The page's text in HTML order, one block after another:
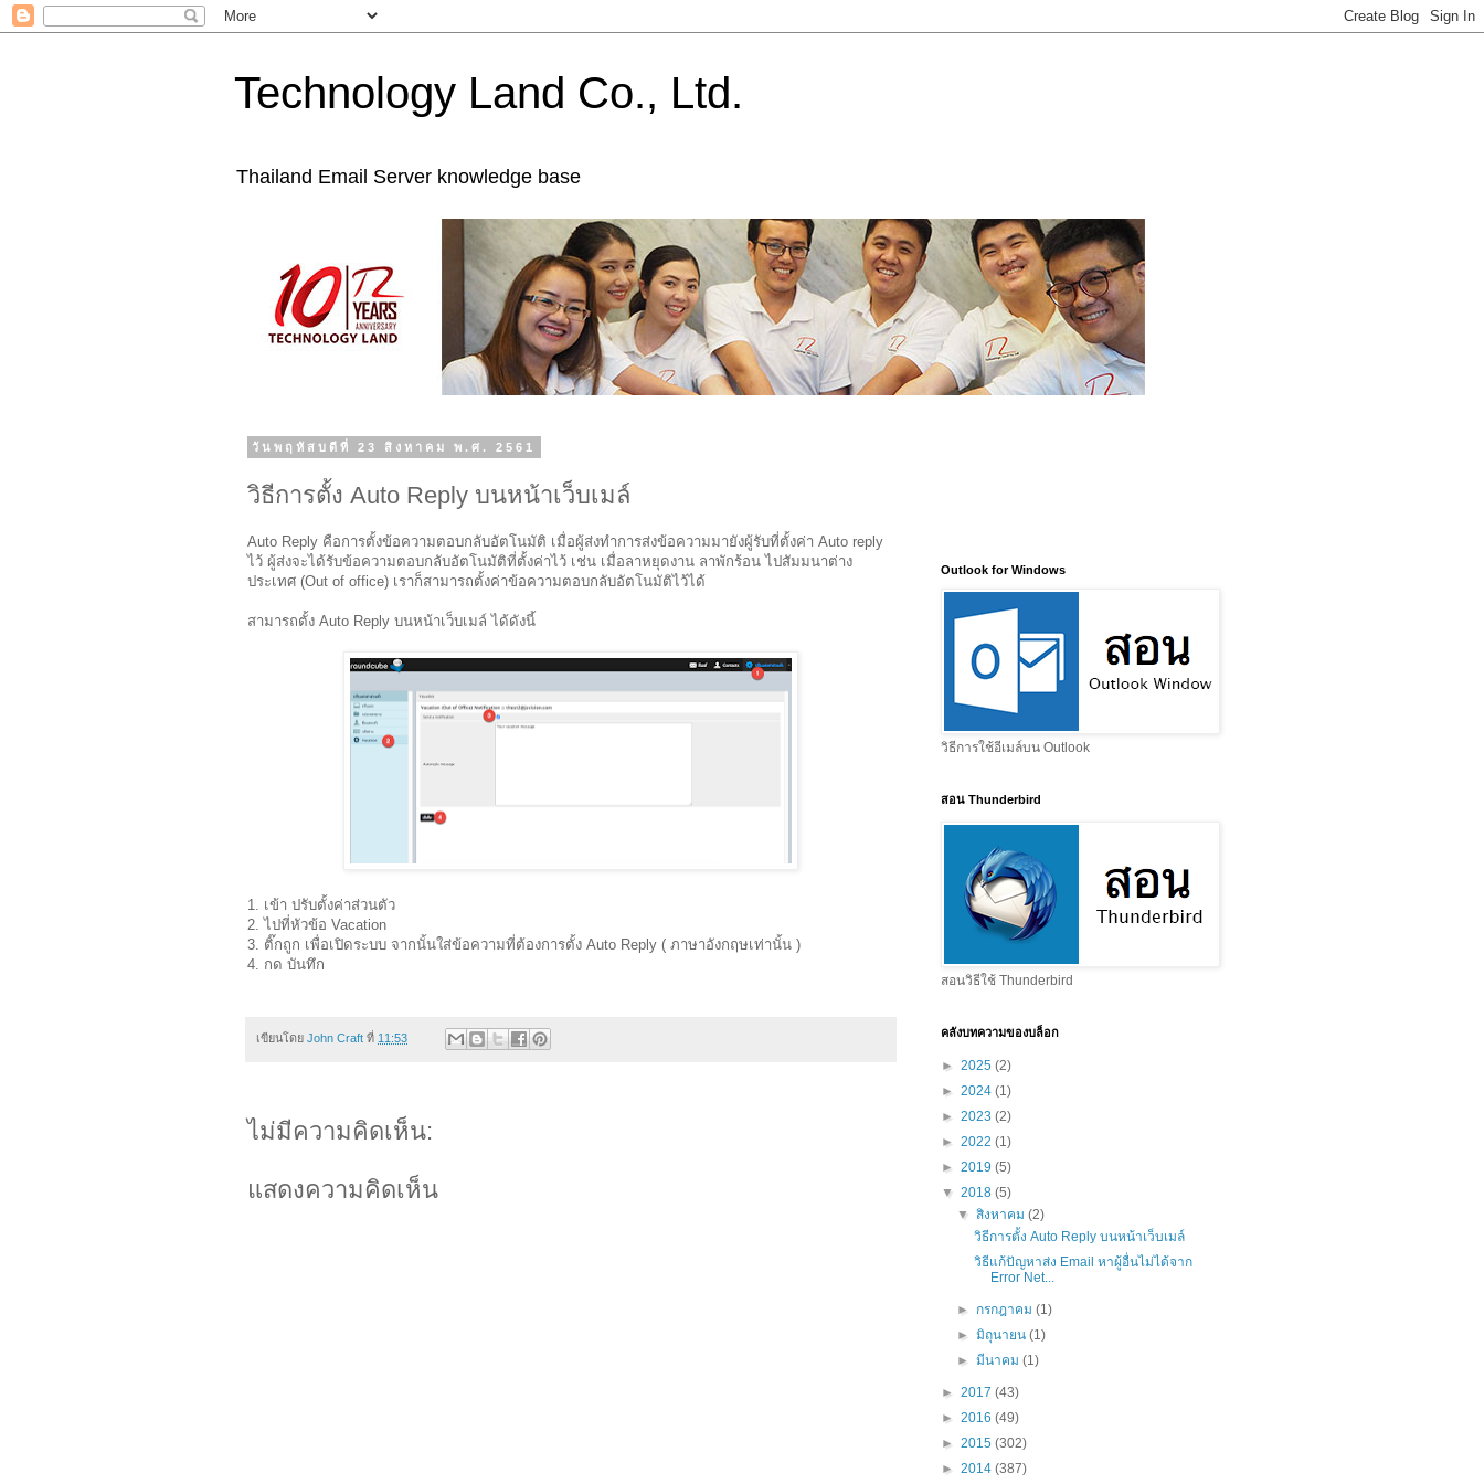
Technology Land Co., Ltd.
Thailand Email Server knowledge base
วันพฤหัสบดีที่ 23 สิงหาคม พ.ศ. 2561
วิธีการตั้ง Auto Reply บนหน้าเว็บเมล์
Auto Reply คือการตั้งข้อความตอบกลับอัตโนมัติ เมื่อผู้ส่งทำการส่งข้อความมายังผู้รับที่ตั้งค่า Auto reply
ไว้ ผู้ส่งจะได้รับข้อความตอบกลับอัตโนมัติที่ตั้งค่าไว้ เช่น เมื่อลาหยุดงาน ลาพักร้อน ไปสัมมนาต่าง
ประเทศ (Out of office) เราก็สามารถตั้งค่าข้อความตอบกลับอัตโนมัติไว้ได้
สามารถตั้ง Auto Reply บนหน้าเว็บเมล์ ได้ดังนี้
1. เข้า ปรับตั้งค่าส่วนตัว
2. ไปที่หัวข้อ Vacation
3. ติ๊กถูก เพื่อเปิดระบบ จากนั้นใส่ข้อความที่ต้องการตั้ง Auto Reply ( ภาษาอังกฤษเท่านั้น )
4. กด บันทึก
เขียนโดย John Craft ที่ 11:53
ไม่มีความคิดเห็น:
แสดงความคิดเห็น
Outlook for Windows
วิธีการใช้อีเมล์บน Outlook
สอน Thunderbird
สอนวิธีใช้ Thunderbird
คลังบทความของบล็อก
► 2025 (2)
► 2024 (1)
► 2023 (2)
► 2022 (1)
► 2019 (5)
▼ 2018 (5)
▼สิงหาคม(2)
วิธีการตั้ง Auto Reply บนหน้าเว็บเมล์
วิธีแก้ปัญหาส่ง Email หาผู้อื่นไม่ได้จาก
Error Net...
► กรกฎาคม(1)
►มิถุนายน(1)
►มีนาคม(1)
► 2017 (43)
► 2016 (49)
► 2015 (302)
► 2014 (387)